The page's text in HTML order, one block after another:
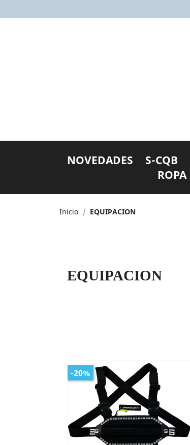
NOVEDADES S-CQB
ROPA
Inicio EQUIPACION
EQUIPACION
-20%